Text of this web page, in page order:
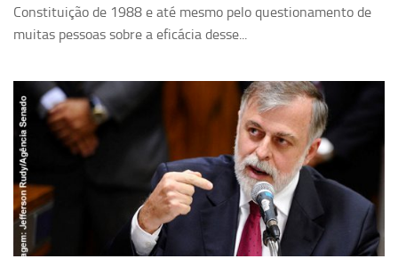
Clipping
Documentos
Revista Estudos Avançados
Espaço Cultural
Contato
Newsletter
Constituição de 1988 e até mesmo pelo questionamento de
muitas pessoas sobre a eficácia desse...